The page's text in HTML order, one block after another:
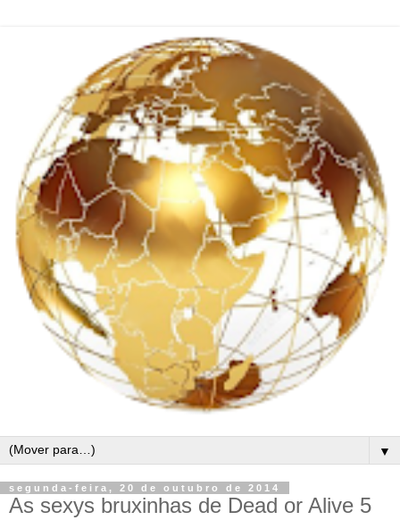
▼
segunda-feira, 20 de outubro de 2014
As sexys bruxinhas de Dead or Alive 5